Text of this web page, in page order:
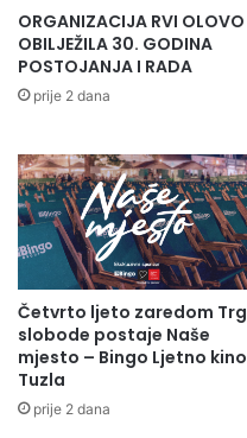
ORGANIZACIJA RVI OLOVO
OBILJEŽILA 30. GODINA
POSTOJANJA I RADA
prije 2 dana
Četvrto ljeto zaredom Trg
slobode postaje Naše
mjesto – Bingo Ljetno kino
Tuzla
prije 2 dana